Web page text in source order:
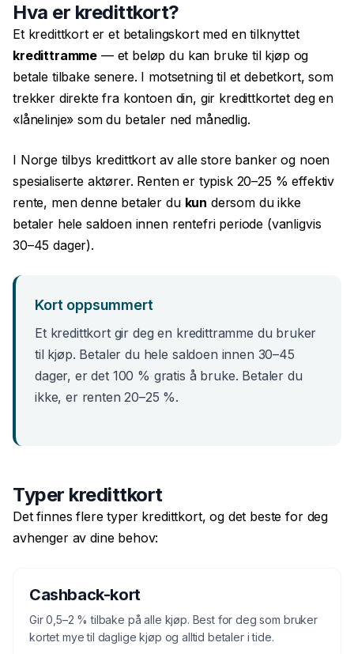
Inkassohjelp
LÅN & KREDITT
Lån uten sikkerhet
Lån på dagen
Hva er kredittkort?
Et kredittkort er et betalingskort med en tilknyttet
kredittramme — et beløp du kan bruke til kjøp og
betale tilbake senere. I motsetning til et debetkort, som
trekker direkte fra kontoen din, gir kredittkortet deg en
«lånelinje» som du betaler ned månedlig.
I Norge tilbys kredittkort av alle store banker og noen
spesialiserte aktører. Renten er typisk 20–25 % effektiv
rente, men denne betaler du kun dersom du ikke
betaler hele saldoen innen rentefri periode (vanligvis
30–45 dager).
Kort oppsummert
Et kredittkort gir deg en kredittramme du bruker
til kjøp. Betaler du hele saldoen innen 30–45
dager, er det 100 % gratis å bruke. Betaler du
ikke, er renten 20–25 %.
Typer kredittkort
Det finnes flere typer kredittkort, og det beste for deg
avhenger av dine behov:
Cashback-kort
Gir 0,5–2 % tilbake på alle kjøp. Best for deg som bruker
kortet mye til daglige kjøp og alltid betaler i tide.